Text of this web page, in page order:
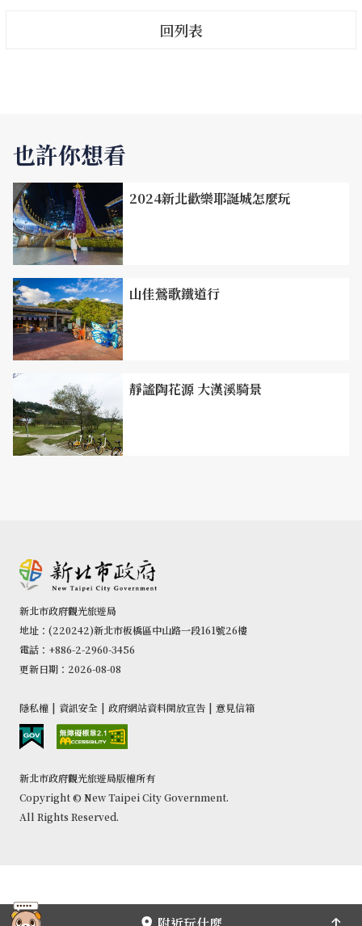
第二站：鶯歌老街
漫步老街，可發現陶瓷餐具專賣店、陶藝家工作室、鶯歌陶
瓷老店、陶藝家展售中心、陶藝DIY教室及工廠直營商店等
各具特色的「陶」主題店家，店內所陳列商品包括仿古瓷、
結晶釉、文趾陶、陶瓷茶具、陶瓷餐具、陶笛等兼具實用與
藝術價值的陶瓷產品，除了觀賞挑選自己中意的陶瓷藝術
品，更可以親自體驗捏陶樂趣。
色，像以紅磚搭配陶瓷打造的「星巴克」、復古懷舊的老味
道「厚道飲食店」等，是許多父母週末帶小孩放風的熱門去
處，更別說老街上還有座光點美學館，不少人會戶外逛一逛
再遁進館內吹冷氣呢！
【鶯歌老街】
地址：新北市鶯歌區文化路、尖山埔路
電話：鶯歌區公所 02-26780202
開放時間：全年開放（依各店家營業時間為主）
交通方式：自陶瓷博物館站搭乘702、851、917、
981、5001號公車，至國慶街站下車後步行即可抵達。
回列表
也許你想看
2024新北歡樂耶誕城怎麼玩
山佳鶯歌鐵道行
靜謐陶花源 大漢溪騎景
新北市政府觀光旅遊局
地址：(220242)新北市板橋區中山路一段161號26樓
電話：+886-2-2960-3456
更新日期：2026-08-08
隱私權 | 資訊安全 | 政府網站資料開放宣告 | 意見信箱
新北市政府觀光旅遊局版權所有
Copyright © New Taipei City Government.
All Rights Reserved.